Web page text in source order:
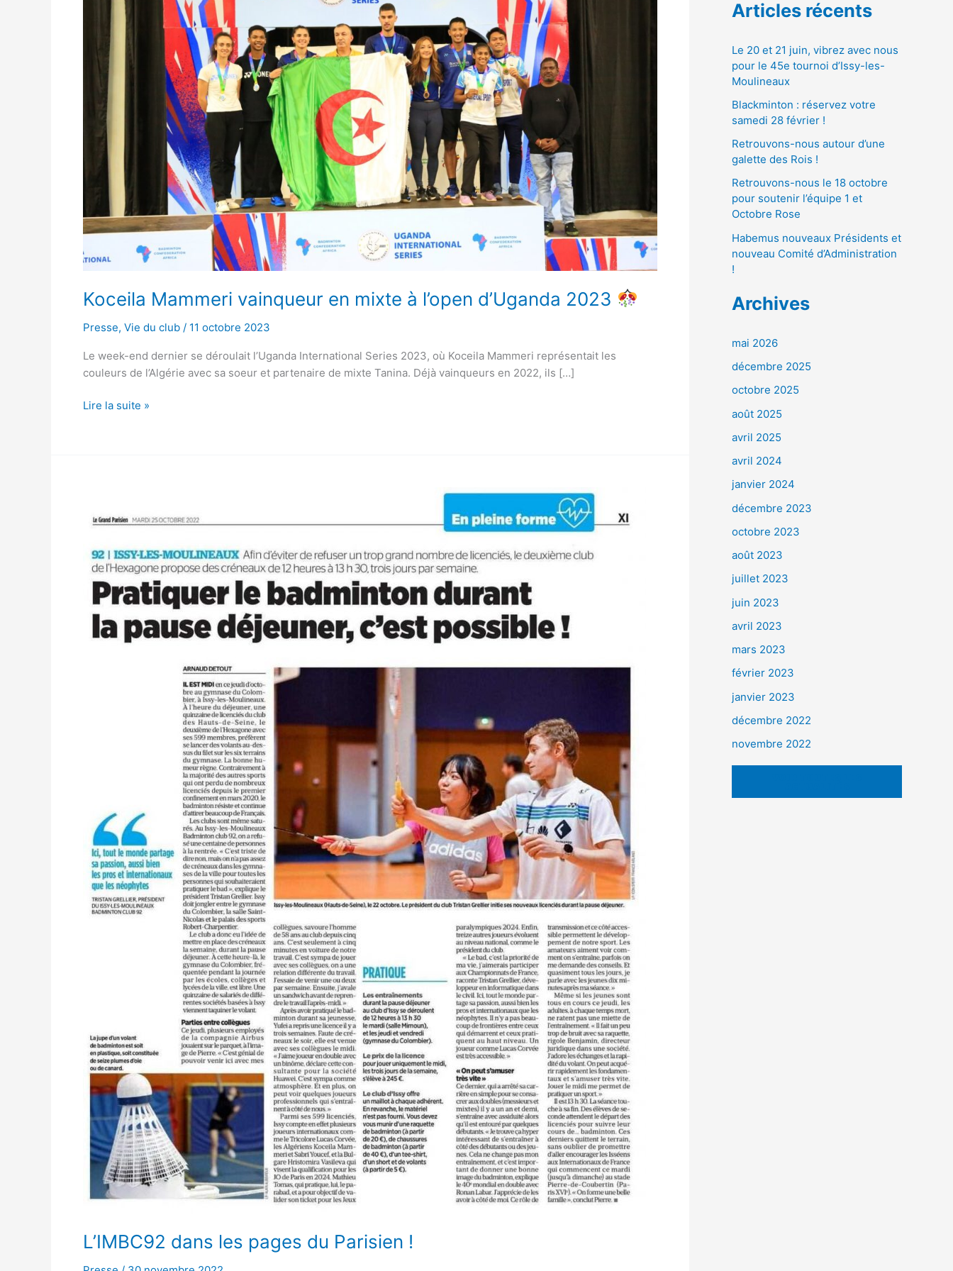
Koceila Mammeri vainqueur en mixte à l’open d’Uganda 2023
Presse, Vie du club / 11 octobre 2023
Le week-end dernier se déroulait l’Uganda International Series 2023, où Koceila Mammeri représentait les
couleurs de l’Algérie avec sa soeur et partenaire de mixte Tanina. Déjà vainqueurs en 2022, ils […]
l’open
d’Uganda
2023
Lire la suite »
L’IMBC92 dans les pages du Parisien !
les
pages
du
Parisien
Articles récents
Le 20 et 21 juin, vibrez avec nous
pour le 45e tournoi d’Issy-les-
Moulineaux
Blackminton : réservez votre
samedi 28 février !
Retrouvons-nous autour d’une
galette des Rois !
Retrouvons-nous le 18 octobre
pour soutenir l’équipe 1 et
Octobre Rose
Habemus nouveaux Présidents et
nouveau Comité d’Administration
!
Archives
mai 2026
décembre 2025
octobre 2025
août 2025
avril 2025
avril 2024
janvier 2024
décembre 2023
octobre 2023
août 2023
juillet 2023
juin 2023
avril 2023
mars 2023
février 2023
janvier 2023
décembre 2022
novembre 2022